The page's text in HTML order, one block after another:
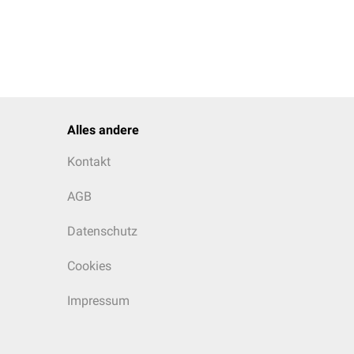
Alles andere
Kontakt
AGB
Datenschutz
Cookies
Impressum